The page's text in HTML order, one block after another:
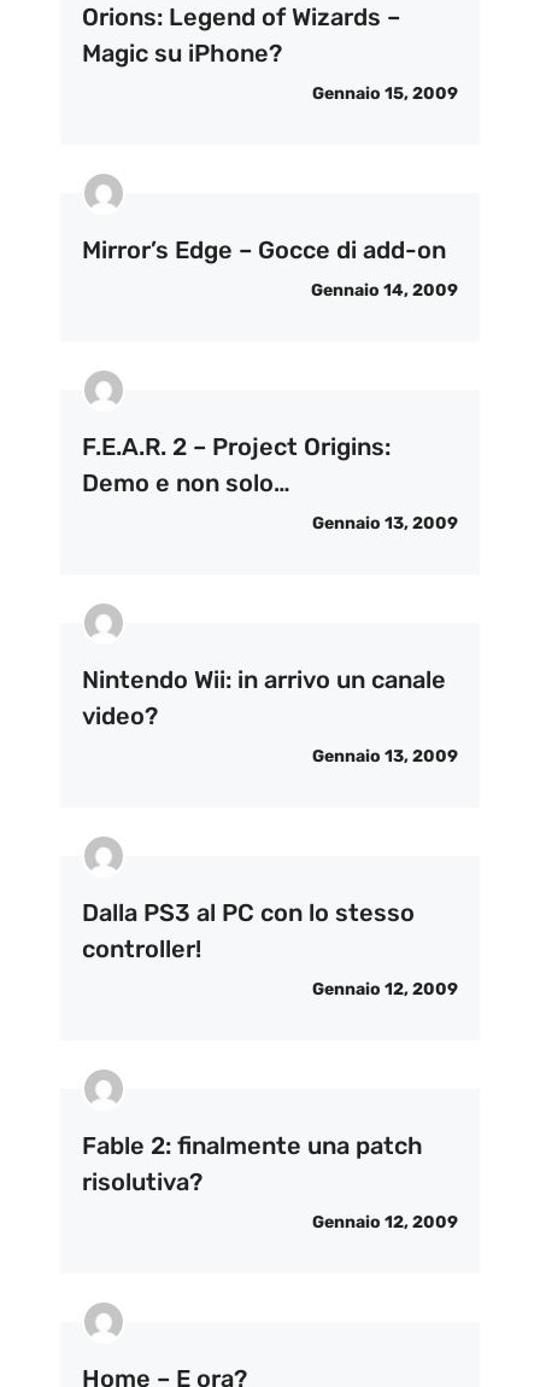
Orions: Legend of Wizards –
Magic su iPhone?
Gennaio 15, 2009
Mirror’s Edge – Gocce di add-on
Gennaio 14, 2009
F.E.A.R. 2 – Project Origins:
Demo e non solo…
Gennaio 13, 2009
Nintendo Wii: in arrivo un canale
video?
Gennaio 13, 2009
Dalla PS3 al PC con lo stesso
controller!
Gennaio 12, 2009
Fable 2: finalmente una patch
risolutiva?
Gennaio 12, 2009
Home – E ora?